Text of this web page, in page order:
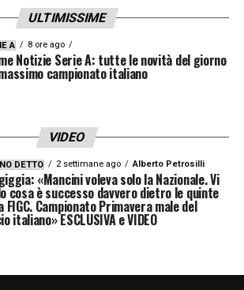
ULTIMISSIME
A 8 ore ago
Notizie Serie A: tutte le novità del giorno
campionato italiano
VIDEO
DETTO 2 settimane ago Alberto Petrosilli
«Mancini voleva solo la Nazionale. Vi
cosa è successo davvero dietro le quinte
FIGC. Campionato Primavera male del
italiano» ESCLUSIVA e VIDEO